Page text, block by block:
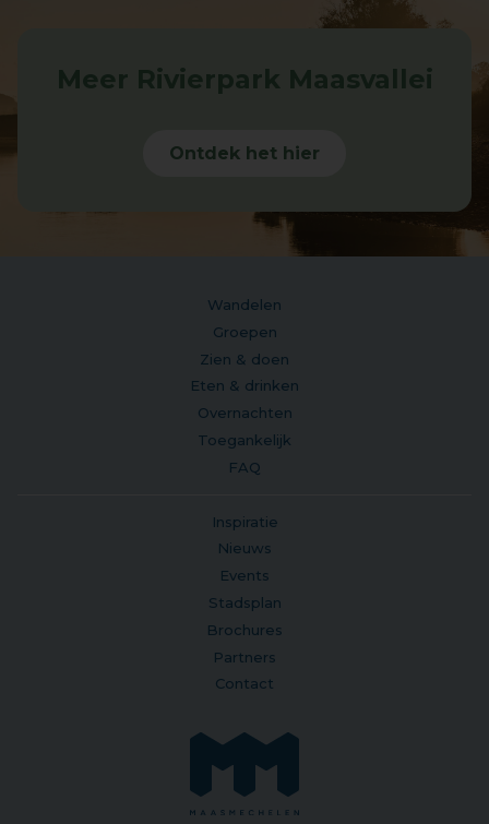
Meer Rivierpark Maasvallei
Ontdek het hier
Wandelen
Groepen
Zien & doen
Eten & drinken
Overnachten
Toegankelijk
FAQ
Inspiratie
Nieuws
Events
Stadsplan
Brochures
Partners
Contact